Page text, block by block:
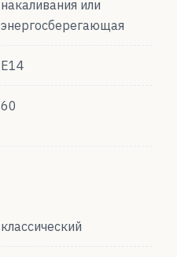
накаливания или
энергосберегающая
Е14
60
классический